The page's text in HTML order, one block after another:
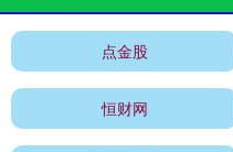
点金股
恒财网